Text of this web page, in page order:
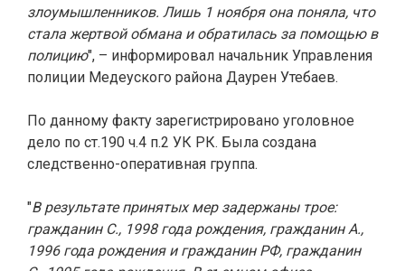
злоумышленников. Лишь 1 ноября она поняла, что
стала жертвой обмана и обратилась за помощью в
полицию", – информировал начальник Управления
полиции Медеуского района Даурен Утебаев.
По данному факту зарегистрировано уголовное
дело по ст.190 ч.4 п.2 УК РК. Была создана
следственно-оперативная группа.
"В результате принятых мер задержаны трое:
гражданин С., 1998 года рождения, гражданин А.,
1996 года рождения и гражданин РФ, гражданин